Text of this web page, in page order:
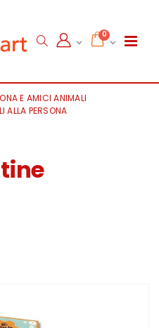
0
E AMICI ANIMALI
ALLA PERSONA